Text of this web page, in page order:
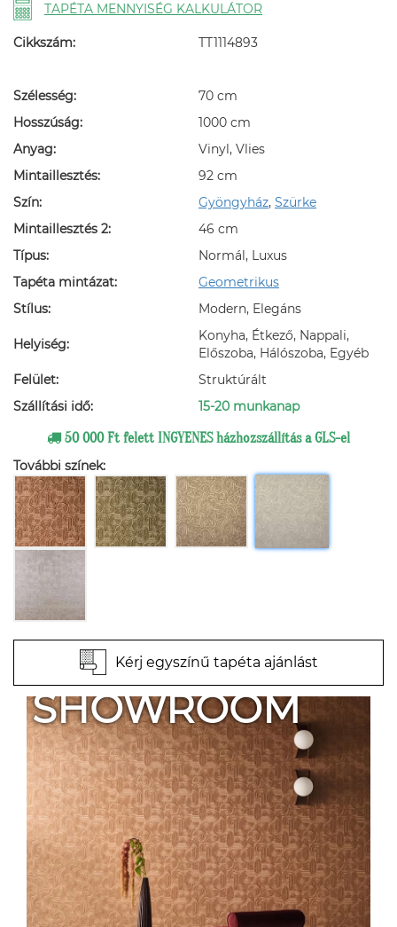
TAPÉTA MENNYISÉG KALKULÁTOR
Cikkszám: TT1114893
Szélesség:
70 cm
Hosszúság:
1000 cm
Anyag:
Vinyl, Vlies
Mintaillesztés:
92 cm
Szín:
Gyöngyház, Szürke
Mintaillesztés 2:
46 cm
Típus:
Normál, Luxus
Tapéta mintázat:
Geometrikus
Stílus:
Modern, Elegáns
Helyiség:
Konyha, Étkező, Nappali,
Előszoba, Hálószoba, Egyéb
Felület:
Struktúrált
Szállítási idő:
15-20 munkanap
50 000 Ft felett INGYENES házhozszállítás a GLS-el
További színek:
Kérj egyszínű tapéta ajánlást
SHOWROOM